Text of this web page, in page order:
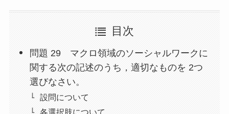
目次
問題 29 マクロ領域のソーシャルワークに
関する次の記述のうち，適切なものを 2つ
選びなさい。
設問について
各選択肢について